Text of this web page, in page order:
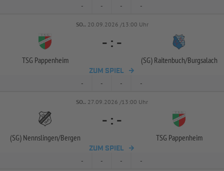
- - - -
SO.. 20.09.2026 /13:00 Uhr
TSG Pappenheim
- : -
(SG) Raitenbuch/Burgsalach
ZUM SPIEL
- - - -
SO.. 27.09.2026 /13:00 Uhr
(SG) Nennslingen/Bergen
- : -
TSG Pappenheim
ZUM SPIEL
- - - -